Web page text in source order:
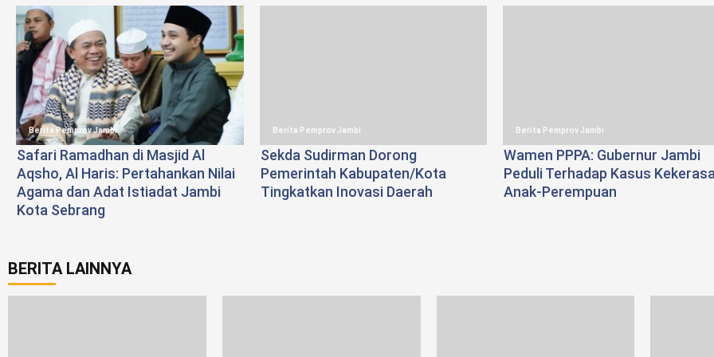
Berita Pemprov Jambi
Safari Ramadhan di Masjid Al
Aqsho, Al Haris: Pertahankan Nilai
Agama dan Adat Istiadat Jambi
Kota Sebrang
Berita Pemprov Jambi
Sekda Sudirman Dorong
Pemerintah Kabupaten/Kota
Tingkatkan Inovasi Daerah
Berita Pemprov Jambi
Wamen PPPA: Gubernur Jambi
Peduli Terhadap Kasus
Anak-Perempuan
BERITA LAINNYA